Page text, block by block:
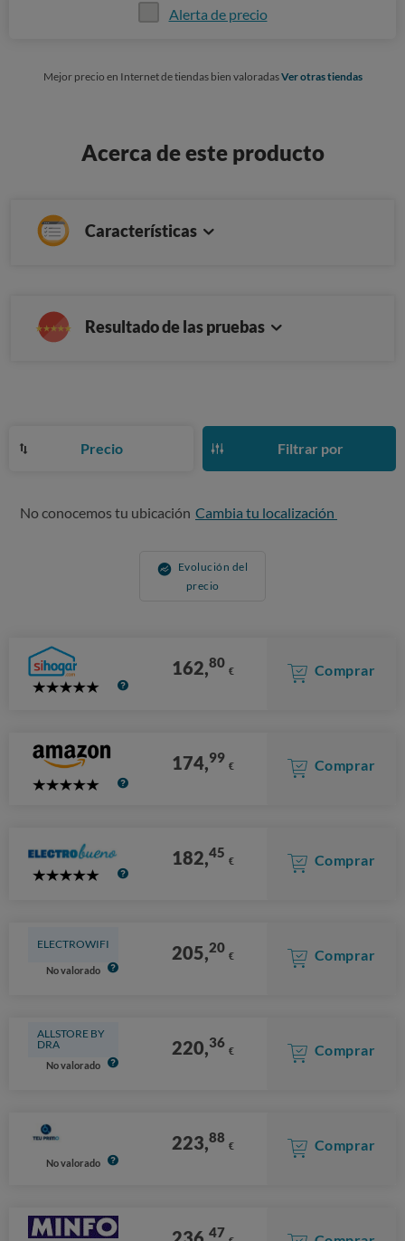
Alerta de precio
Mejor precio en Internet de tiendas bien valoradasVer otras tiendas
Acerca de este producto
Características
Resultado de las pruebas
Precio Filtrar por
No conocemos tu ubicación Cambia tu localización
Evolución del
precio
5
162,80 € Comprar
5
174,99 € Comprar
5
182,45 € Comprar
ELECTROWIFI
No valorado
205,20 € Comprar
ALLSTORE BY
DRA
No valorado
220,36 € Comprar
No valorado
223,88 € Comprar
47